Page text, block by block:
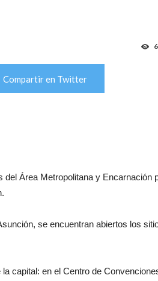
Compartir en Twitter
Área Metropolitana y Encarnación
se encuentran abiertos los
capital: en el Centro de